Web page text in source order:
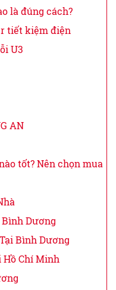
là đúng cách?
tiết kiệm điện
U3
AN
tốt? Nên chọn mua
Dương
Bình Dương
Hồ Chí Minh